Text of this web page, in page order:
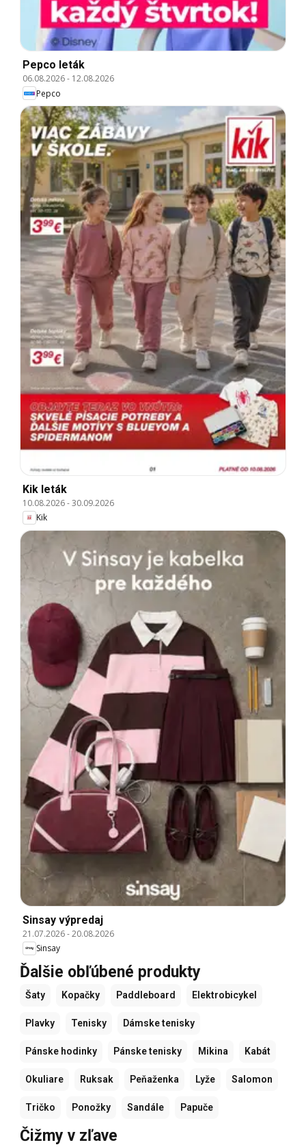
Pepco leták
06.08.2026- 12.08.2026
Pepco
Kik leták
10.08.2026-30.09.2026
Kik
Sinsay výpredaj
21.07.2026-20.08.2026
Sinsay
Ďalšie obľúbené produkty
Šaty Kopačky Paddleboard Elektrobicykel
Plavky Tenisky Dámske tenisky
Pánske hodinky Pánske tenisky Mikina Kabát
Okuliare Ruksak Peňaženka Lyže Salomon
Tričko Ponožky Sandále Papuče
Čižmy v zľave